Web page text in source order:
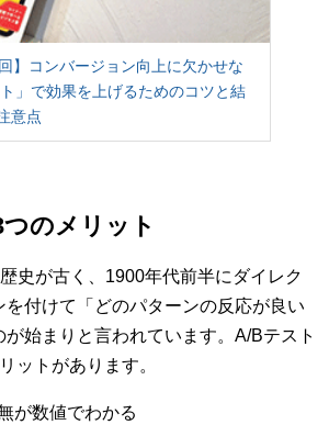
】コンバージョン向上に欠かせな
」で効果を上げるためのコツと結
意点
のメリット
史が古く、1900年代前半にダイレク
を付けて「どのパターンの反応が良い
始まりと言われています。A/Bテスト
ットがあります。
が数値でわかる